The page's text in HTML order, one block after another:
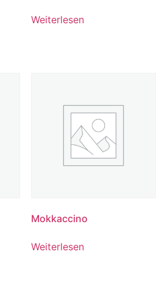
Weiterlesen
Mokkaccino
Weiterlesen